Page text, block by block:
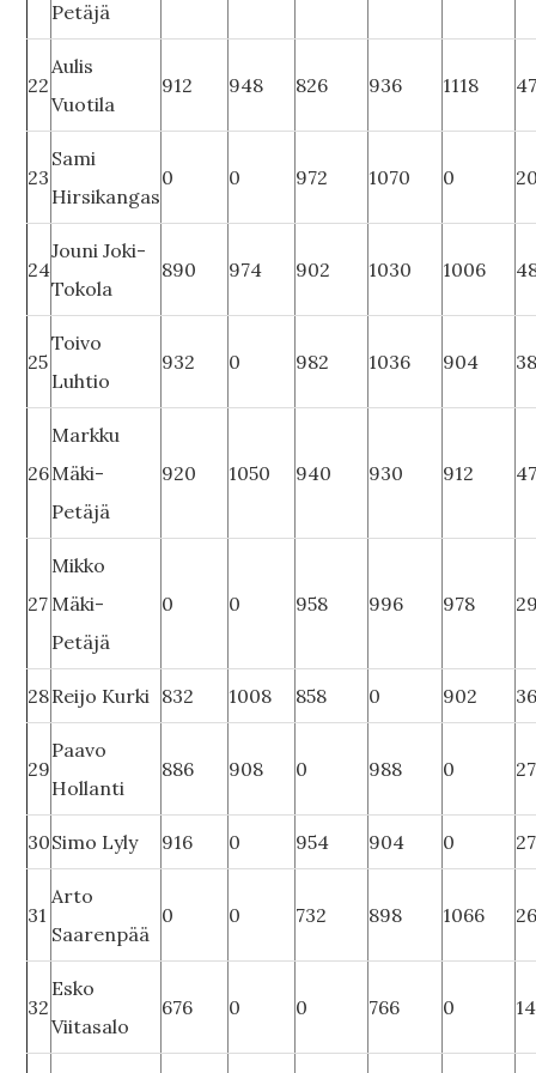
Petäjä
22
Aulis
Vuotila
912 948 826 936 1118
23
Sami
Hirsikangas
0 0 972 1070 0
24
Jouni Joki-
Tokola
890 974 902 1030 1006
25
Toivo
Luhtio
932 0 982 1036 904
26
Markku
Mäki-
Petäjä
920 1050 940 930 912
27
Mikko
Mäki-
Petäjä
0 0 958 996 978
28Reijo Kurki 832 1008 858 0 902
29
Paavo
Hollanti
886 908 0 988 0
30Simo Lyly 916 0 954 904 0
31
Arto
Saarenpää
0 0 732 898 1066
32
Esko
Viitasalo
676 0 0 766 0